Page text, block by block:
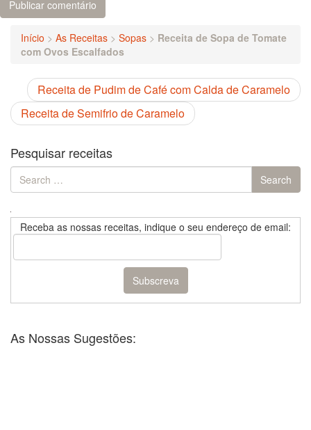
Início > As Receitas > Sopas > Receita de Sopa de Tomate
com Ovos Escalfados
Receita de Pudim de Café com Calda de Caramelo
Receita de Semifrio de Caramelo
Pesquisar receitas
Search
for:
Search
Receba as nossas receitas, indique o seu endereço de email:
As Nossas Sugestões: